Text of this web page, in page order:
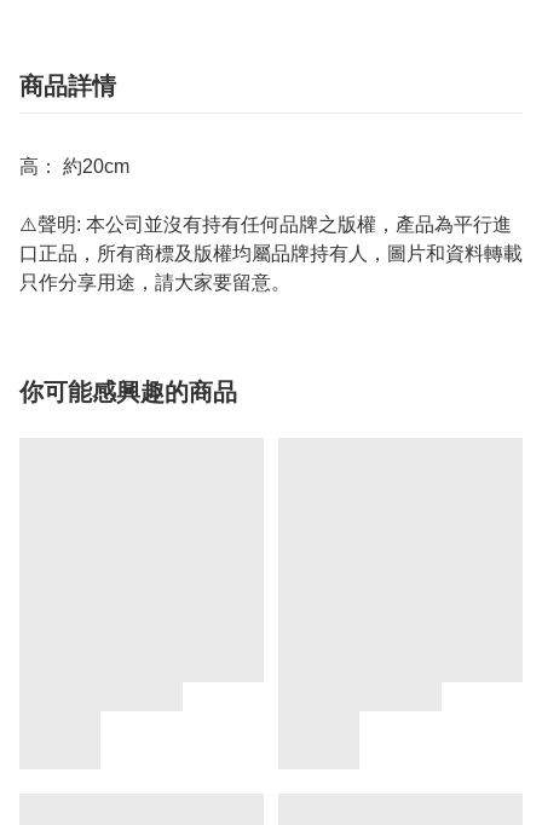
商品詳情
高： 約20cm
⚠️聲明: 本公司並沒有持有任何品牌之版權，產品為平行進
口正品，所有商標及版權均屬品牌持有人，圖片和資料轉載
只作分享用途，請大家要留意。
你可能感興趣的商品